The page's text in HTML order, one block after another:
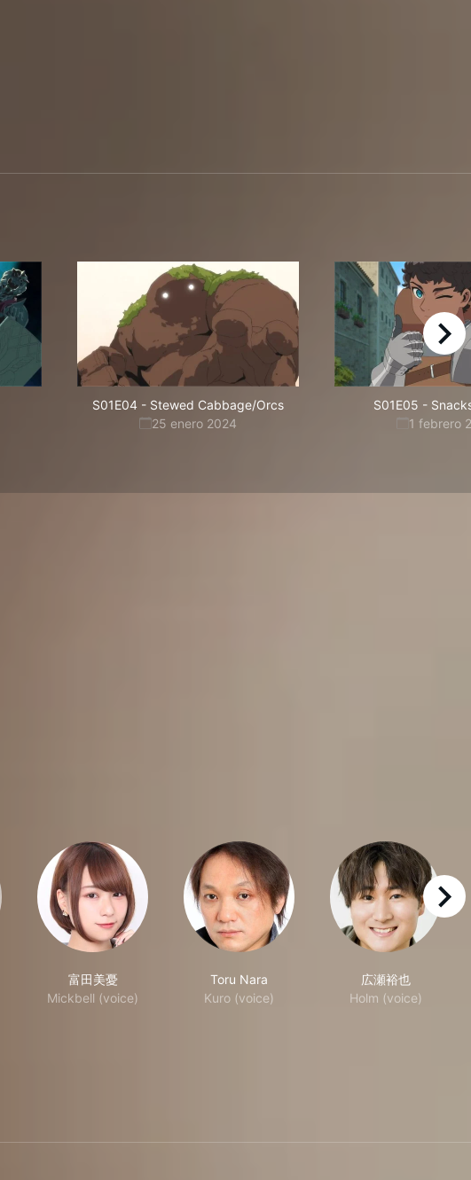
S01E04 - Stewed Cabbage/Orcs
25 enero 2024
S01E05 -
1 febrero
right
富田美憂
Mickbell (voice)
Toru Nara
Kuro (voice)
広瀬裕也
Holm (voice)
right